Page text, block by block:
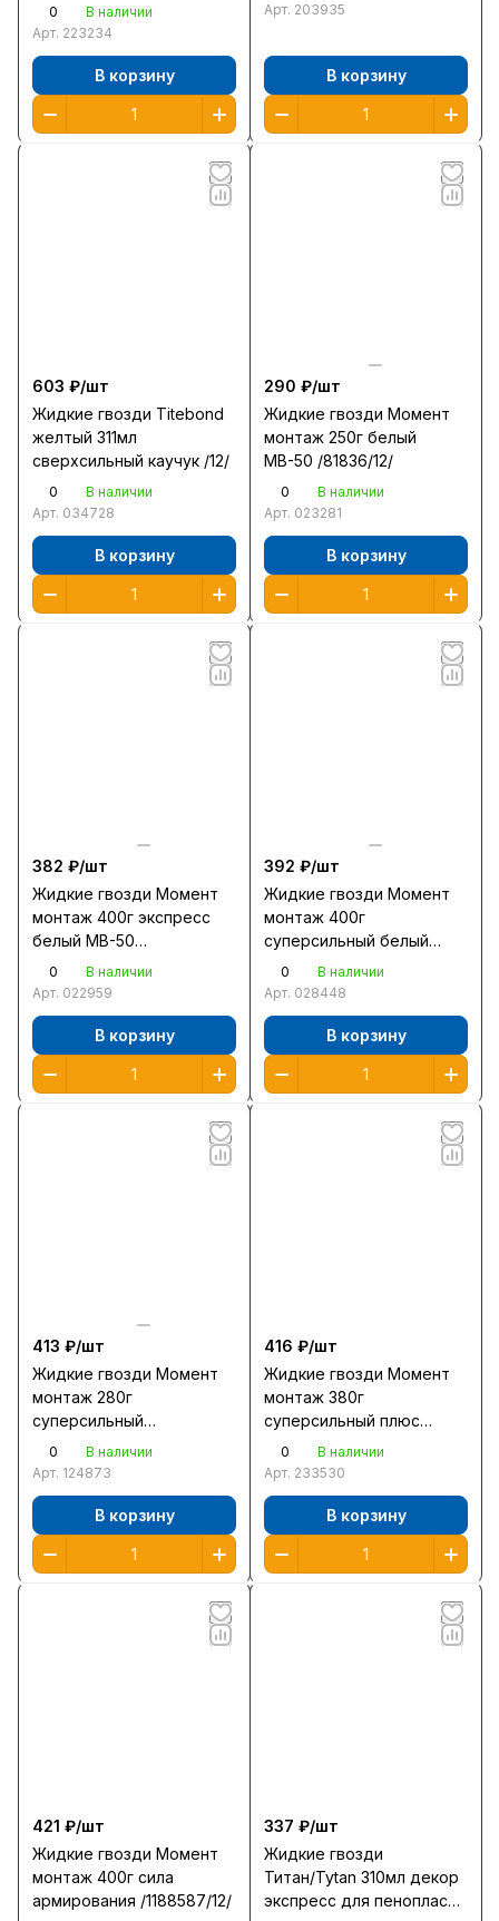
0
В наличии
Арт. 223234
В корзину
Арт. 203935
В корзину
603 ₽/шт
Жидкие гвозди Titebond
желтый 311мл
сверхсильный каучук /12/
0
В наличии
Арт. 034728
В корзину
290 ₽/шт
Жидкие гвозди Момент
монтаж 250г белый
МВ-50 /81836/12/
0
В наличии
Арт. 023281
В корзину
382 ₽/шт
Жидкие гвозди Момент
монтаж 400г экспресс
белый МВ-50
/600618/85425/12/
0
В наличии
Арт. 022959
В корзину
392 ₽/шт
Жидкие гвозди Момент
монтаж 400г
суперсильный белый
МВ-70 /69538/12/
0
В наличии
Арт. 028448
В корзину
413 ₽/шт
Жидкие гвозди Момент
монтаж 280г
суперсильный
прозрачный МВп-70
/235463/12/
0
В наличии
Арт. 124873
В корзину
416 ₽/шт
Жидкие гвозди Момент
монтаж 380г
суперсильный плюс
МВ-100 /1450776/12/
0
В наличии
Арт. 233530
В корзину
421 ₽/шт
Жидкие гвозди Момент
монтаж 400г сила
армирования /1188587/12/
337 ₽/шт
Жидкие гвозди
Титан/Tytan 310мл декор
экспреcс для пенопласта